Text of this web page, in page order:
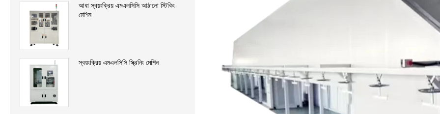
আধা স্বয়ংক্রিয় এমএলসিসি আঠালো স্টিকিং
মেশিন
স্বয়ংক্রিয় এমএলসিসি স্ক্রিনিং মেশিন